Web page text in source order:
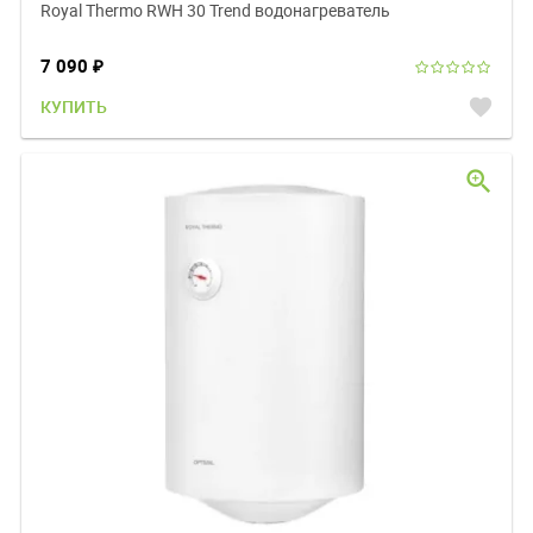
Royal Thermo RWH 30 Trend водонагреватель
7 090 ₽
КУПИТЬ favorite
zoom_in